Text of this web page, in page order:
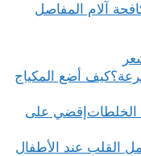
آلام المفاصل
كيف أضع المكياج
إقضي على